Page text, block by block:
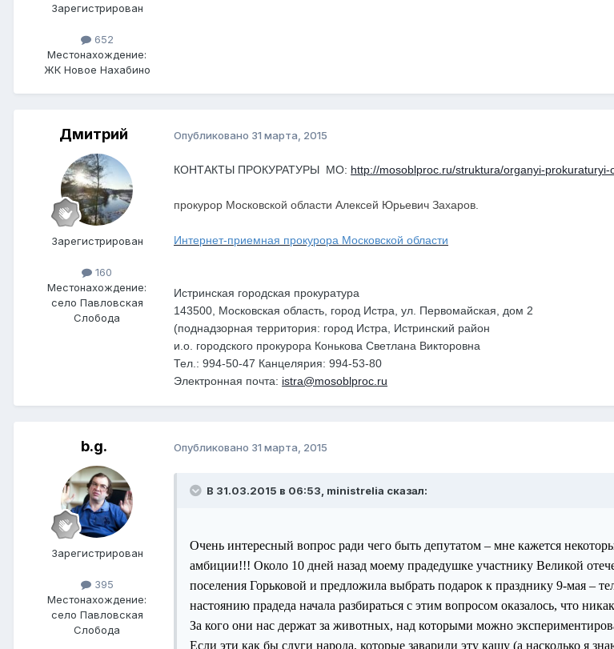
Зарегистрирован
652
Местонахождение:
ЖК Новое Нахабино
Дмитрий
Зарегистрирован
160
Местонахождение:
село Павловская
Слобода
Опубликовано 31 марта, 2015
КОНТАКТЫ ПРОКУРАТУРЫ МО: http://mosoblproc ru/struktura/organyi-prokuraturyi-
прокурор Московской области Алексей Юрьевич Захаров.
Интернет-приемная прокурора Московской области
Истринская городская прокуратура
143500, Московская область, город Истра, ул. Первомайская, дом 2
(поднадзорная территория: город Истра, Истринский район
и.о. городского прокурора Конькова Светлана Викторовна
Тел.: 994-50-47 Канцелярия: 994-53-80
Электронная почта: istra@mosoblproc.ru
b.g.
Зарегистрирован
395
Местонахождение:
село Павловская
Слобода
Опубликовано 31 марта, 2015
В 31.03.2015 в 06:53, ministrelia сказал:
Очень интересный вопрос ради чего быть депутатом – мне кажется
амбиции!!! Около 10 дней назад моему прадедушке участнику Великой
поселения Горьковой и предложила выбрать подарок к празднику 9-мая –
настоянию прадеда начала разбираться с этим вопросом оказалось, что
За кого они нас держат за животных, над которыми можно
Если эти как бы слуги народа, которые заварили эту кашу (а насколько я